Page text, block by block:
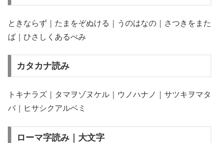
ときならず｜たまをぞぬける｜うのはなの｜さつきをまた
ば｜ひさしくあるべみ
カタカナ読み
トキナラズ｜タマヲゾヌケル｜ウノハナノ｜サツキヲマタ
バ｜ヒサシクアルベミ
ローマ字読み｜大文字